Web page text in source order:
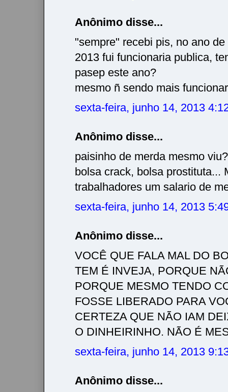
Anônimo disse...
"sempre" recebi pis, no ano
2013 fui funcionaria publica,
pasep este ano?
mesmo ñ sendo mais
sexta-feira, junho 14, 2013
Anônimo disse...
paisinho de merda mesmo
bolsa crack, bolsa prostituta...
trabalhadores um salario de
sexta-feira, junho 14, 2013
Anônimo disse...
VOCÊ QUE FALA MAL DO
TEM É INVEJA, PORQUE
PORQUE MESMO TENDO
FOSSE LIBERADO PARA
CERTEZA QUE NÃO IAM
O DINHEIRINHO. NÃO É
sexta-feira, junho 14, 2013
Anônimo disse...